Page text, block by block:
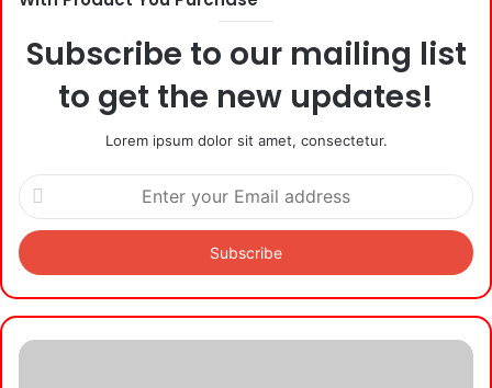
Subscribe to our mailing list
to get the new updates!
Lorem ipsum dolor sit amet, consectetur.
Enter
your
Email
address